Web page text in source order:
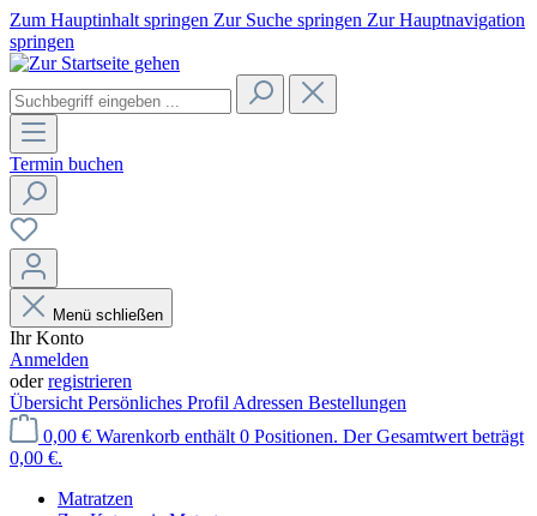
Zum Hauptinhalt springen Zur Suche springen Zur Hauptnavigation
springen
Termin buchen
Menü schließen
Ihr Konto
Anmelden
oderregistrieren
Übersicht Persönliches Profil Adressen Bestellungen
0,00 € Warenkorb enthält 0 Positionen. Der Gesamtwert beträgt
0,00 €.
Matratzen